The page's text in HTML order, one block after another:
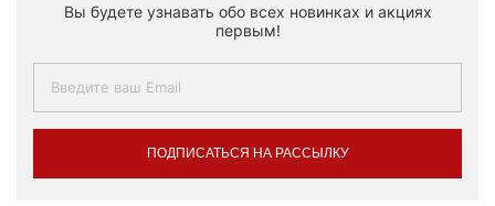
Вы будете узнавать обо всех новинках и акциях
первым!
ПОДПИСАТЬСЯ НА РАССЫЛКУ